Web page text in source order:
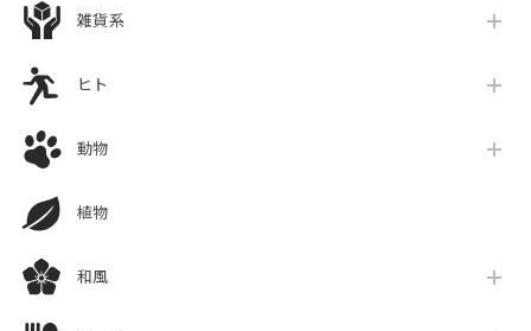
雑貨系
ヒト
動物
植物
和風